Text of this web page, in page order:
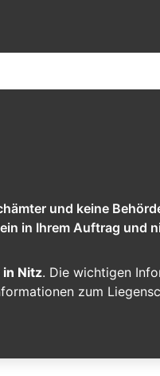
und keine
in Ihrem Auftrag und
Nitz. Die wichtigen
zum